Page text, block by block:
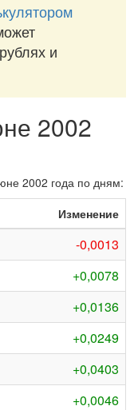
и
2002
2002 года по дням:
Изменение
-0,0013
+0,0078
+0,0136
+0,0249
+0,0403
+0,0046